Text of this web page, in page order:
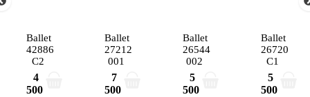
Ballet
42886
C2
4
500
Ballet
27212
001
7
500
Ballet
26544
002
5
500
Ballet
26720
C1
5
500